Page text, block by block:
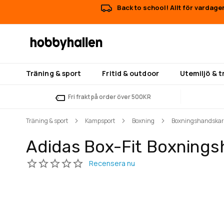
Back to school! Allt för
Träning & sport Fritid & outdoor Utemiljö &
Fri frakt på order över 500KR
Träning & sport Kampsport Boxning Boxningshandskar
Adidas Box-Fit